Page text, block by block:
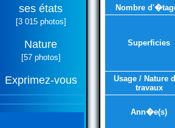
ses états
[3 015 photos]
Nature
[57 photos]
Exprimez-vous
Nombre
Superficies
Usage / Nature
travaux
Ann�e(s)